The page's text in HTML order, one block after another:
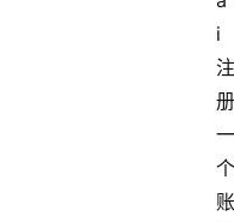
i
注
册
一
个
账